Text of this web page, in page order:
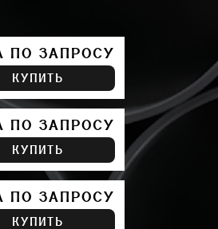
ПО ЗАПРОСУ
КУПИТЬ
ПО ЗАПРОСУ
КУПИТЬ
ПО ЗАПРОСУ
КУПИТЬ